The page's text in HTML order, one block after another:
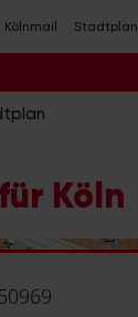
Kölnmail Stadtplan
Köln